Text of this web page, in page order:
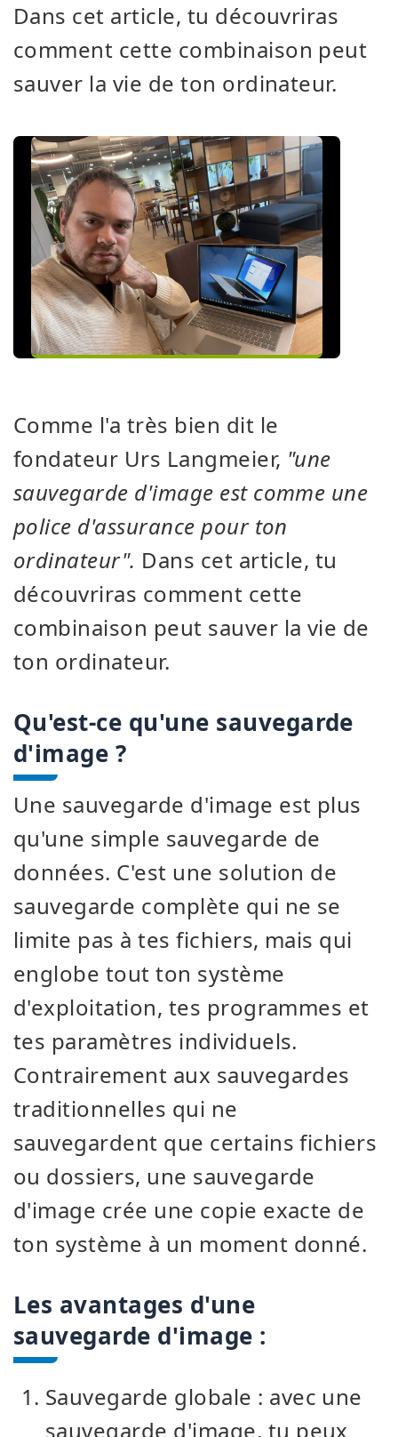
Dans cet article, tu découvriras
comment cette combinaison peut
sauver la vie de ton ordinateur.
Comme l'a très bien dit le
fondateur Urs Langmeier, "une
sauvegarde d'image est comme une
police d'assurance pour ton
ordinateur". Dans cet article, tu
découvriras comment cette
combinaison peut sauver la vie de
ton ordinateur.
Qu'est-ce qu'une sauvegarde
d'image ?
Une sauvegarde d'image est plus
qu'une simple sauvegarde de
données. C'est une solution de
sauvegarde complète qui ne se
limite pas à tes fichiers, mais qui
englobe tout ton système
d'exploitation, tes programmes et
tes paramètres individuels.
Contrairement aux sauvegardes
traditionnelles qui ne
sauvegardent que certains fichiers
ou dossiers, une sauvegarde
d'image crée une copie exacte de
ton système à un moment donné.
Les avantages d'une
sauvegarde d'image :
Sauvegarde globale : avec une
sauvegarde d'image, tu peux